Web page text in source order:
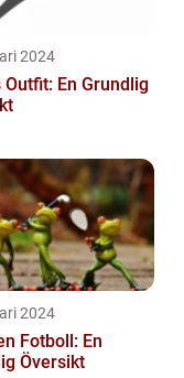
2024
Outfit: En Grundlig
2024
Fotboll: En
Översikt